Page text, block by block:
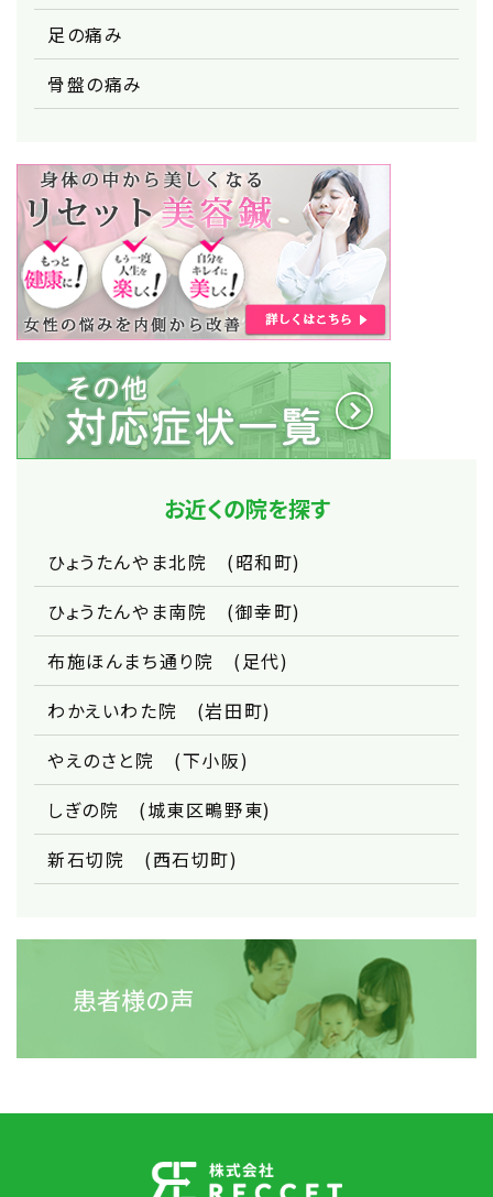
足の痛み
骨盤の痛み
お近くの院を探す
ひょうたんやま北院 (昭和町)
ひょうたんやま南院 (御幸町)
布施ほんまち通り院 (足代)
わかえいわた院 (岩田町)
やえのさと院 (下小阪)
しぎの院 (城東区鴫野東)
新石切院 (西石切町)